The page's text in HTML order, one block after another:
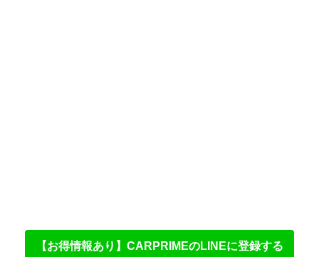
【お得情報あり】CARPRIMEのLINEに登録する